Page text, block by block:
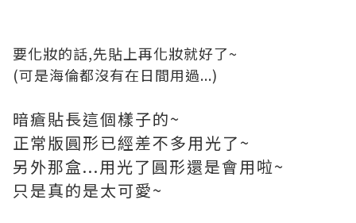
要化妝的話,先貼上再化妝就好了~
(可是海倫都沒有在日間用過...)
暗瘡貼長這個樣子的~
正常版圓形已經差不多用光了~
另外那盒...用光了圓形還是會用啦~
只是真的是太可愛~